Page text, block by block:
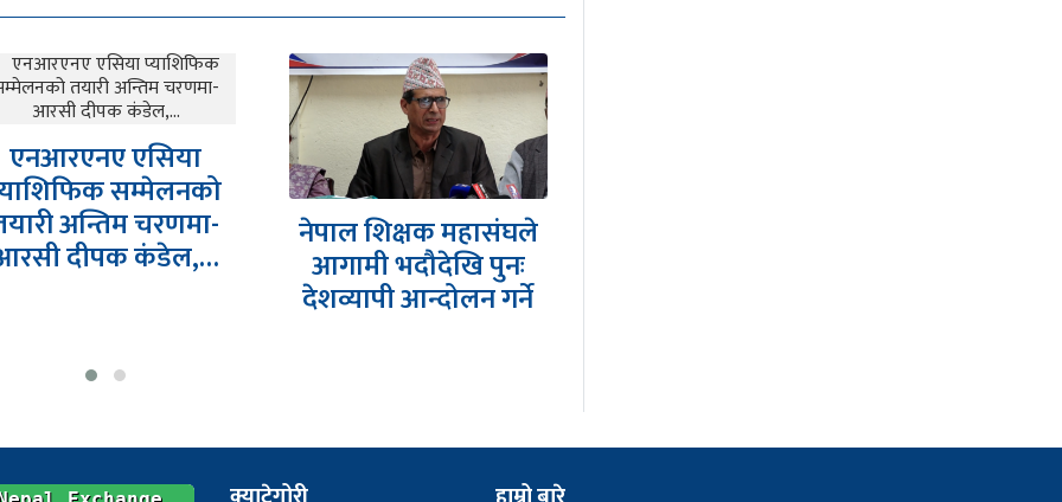
नेपाल शिक्षक महासंघले
आगामी भदौदेखि पुनः
शेरबहादुर देउवामाथि
धरपकड गरे प्रतिरोधमा
उत्रने चेतावनी